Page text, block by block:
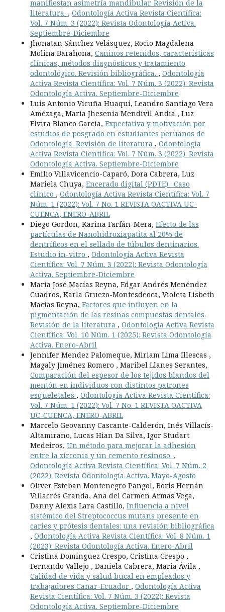
manifiestan asimetría mandibular. Revisión de la
literatura. , Odontología Activa Revista Científica:
Vol. 7 Núm. 3 (2022): Revista Odontología Activa.
Septiembre-Diciembre
Jhonatan Sánchez Velásquez, Rocio Magdalena
Molina Barahona, Caninos retenidos, características
clínicas, métodos diagnósticos y tratamiento
odontológico. Revisión bibliográfica. , Odontología
Activa Revista Científica: Vol. 7 Núm. 3 (2022): Revista
Odontología Activa. Septiembre-Diciembre
Luis Antonio Vicuña Huaqui, Leandro Santiago Vera
Amézaga, María Jhesenia Mendivil Andia , Luz
Elvira Blanco García, Expectativa y motivación por
estudios de posgrado en estudiantes peruanos de
Odontología. Revisión de literatura , Odontología
Activa Revista Científica: Vol. 7 Núm. 3 (2022): Revista
Odontología Activa. Septiembre-Diciembre
Emilio Villavicencio-Caparó, Dora Cabrera, Luz
Mariela Chuya, Encerado digital (PDTE) : Caso
clínico , Odontología Activa Revista Científica: Vol. 7
Núm. 1 (2022): Vol. 7 No. 1 REVISTA OACTIVA UC-
CUENCA, ENERO-ABRIL
Diego Gordon, Karina Farfán-Mera, Efecto de las
partículas de Nanohidroxiapatita al 20% de
dentríficos en el sellado de túbulos dentinarios.
Estudio in-vitro , Odontología Activa Revista
Científica: Vol. 7 Núm. 3 (2022): Revista Odontología
Activa. Septiembre-Diciembre
María José Macías Reyna, Edgar Andrés Menéndez
Cuadros, Karla Gruezo-Montesdeoca, Violeta Lisbeth
Macías Reyna, Factores que influyen en la
pigmentación de las resinas compuestas dentales.
Revisión de la literatura , Odontología Activa Revista
Científica: Vol. 10 Núm. 1 (2025): Revista Odontología
Activa. Enero-Abril
Jennifer Mendez Palomeque, Miriam Lima Illescas ,
Magaly Jiménez Romero , Maribel Llanes Serantes,
Comparación del espesor de los tejidos blandos del
mentón en individuos con distintos patrones
esqueletales , Odontología Activa Revista Científica:
Vol. 7 Núm. 1 (2022): Vol. 7 No. 1 REVISTA OACTIVA
UC-CUENCA, ENERO-ABRIL
Marcelo Geovanny Cascante-Calderón, Inés Villacís-
Altamirano, Lucas Hian Da Silva, Igor Studart
Medeiros, Un método para mejorar la adhesión
entre la zirconia y un cemento resinoso. ,
Odontología Activa Revista Científica: Vol. 7 Núm. 2
(2022): Revista Odontología Activa. Mayo-Agosto
Oliver Esteban Montenegro Pangol, Boris Hernán
Villacrés Granda, Ana del Carmen Armas Vega,
Danny Alexis Lara Castillo, Influencia a nivel
sistémico del Streptococcus mutans presente en
caries y prótesis dentales: una revisión bibliográfica
, Odontología Activa Revista Científica: Vol. 8 Núm. 1
(2023): Revista Odontología Activa. Enero-Abril
Cristina Dominguez Crespo, Cristina Crespo ,
Fernando Vallejo , Daniela Cabrera, Maria Ávila ,
Calidad de vida y salud bucal en empleados y
trabajadores Cañar-Ecuador , Odontología Activa
Revista Científica: Vol. 7 Núm. 3 (2022): Revista
Odontología Activa. Septiembre-Diciembre